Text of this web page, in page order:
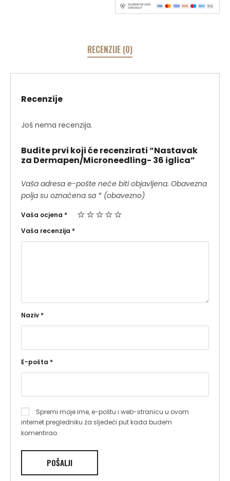
RECENZIJE (0)
Recenzije
Još nema recenzija.
Budite prvi koji će recenzirati “Nastavak
za Dermapen/Microneedling- 36 iglica”
Vaša adresa e-pošte neće biti objavljena. Obavezna
polja su označena sa * (obavezno)
Vaša ocjena *
Vaša recenzija *
Naziv *
E-pošta *
Spremi moje ime, e-poštu i web-stranicu u ovom
internet pregledniku za sljedeći put kada budem
komentirao.